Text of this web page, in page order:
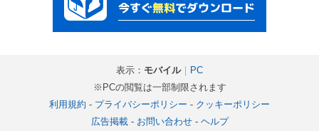
表示： モバイル｜ PC
※PCの閲覧は一部制限されます
利用規約 - プライバシーポリシー - クッキーポリシー
広告掲載- お問い合わせ- ヘルプ